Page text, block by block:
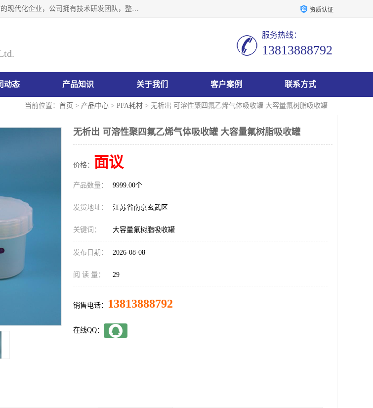
南京瑞尼克科技开发有限公司位于六朝古都南京，是一家集生产，研发，销售为一体的现代化企业，公司拥有技术研发团队，整洁明亮的厂房及的技术仪器设备，技术力量雄厚。公司长久以来一直坚持以生产研发国内完mei的痕量分析器皿为目标，客户满意的实验需求是我们永远的追求。长久以来与客户建立了良好的合作关系，在同行业中建立了自己的信誉与品牌。公司将一如既往的奋进不息，为客户带来为舒心的服务！ 资质认证
服务热线：
13813888792
动态 产品知识 关于我们 客户案例 联系方式
当前位置： 首页 > 产品中心 > PFA耗材 > 无析出 可溶性聚四氟乙烯气体吸收罐 大容量氟树脂吸收罐
无析出 可溶性聚四氟乙烯气体吸收罐 大容量氟树脂吸收罐
价格： 面议
产品数量： 9999.00个
发货地址： 江苏省南京玄武区
关键词： 大容量氟树脂吸收罐
发布日期： 2026-08-08
阅 读 量： 29
销售电话： 13813888792
在线QQ：